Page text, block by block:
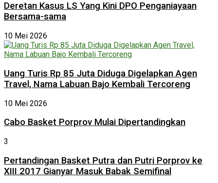
Deretan Kasus LS Yang Kini DPO Penganiayaan
Bersama-sama
10 Mei 2026
Uang Turis Rp 85 Juta Diduga Digelapkan Agen
Travel, Nama Labuan Bajo Kembali Tercoreng
10 Mei 2026
Cabo Basket Porprov Mulai Dipertandingkan
3
Pertandingan Basket Putra dan Putri Porprov ke
XIII 2017 Gianyar Masuk Babak Semifinal